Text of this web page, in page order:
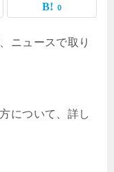
0
ニュースで取り
について、詳し